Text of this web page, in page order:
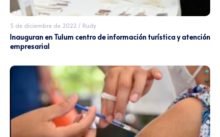
5 de diciembre de 2022 / Rudy
Inauguran en Tulum centro de información turística y atención
empresarial